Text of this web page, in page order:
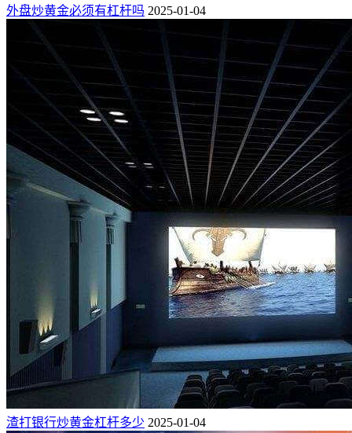
外盘炒黄金必须有杠杆吗 2025-01-04
渣打银行炒黄金杠杆多少 2025-01-04